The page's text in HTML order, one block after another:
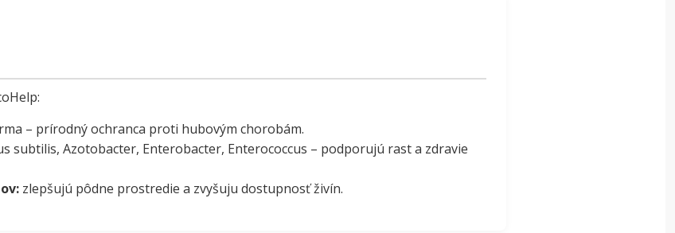
– prírodný ochranca proti hubovým chorobám.
subtilis, Azotobacter, Enterobacter, Enterococcus – podporujú rast a zdravie
zlepšujú pôdne prostredie a zvyšuju dostupnosť živín.